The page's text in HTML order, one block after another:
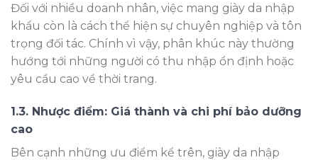
Đối với nhiều doanh nhân, việc mang giày da nhập
khẩu còn là cách thể hiện sự chuyên nghiệp và tôn
trọng đối tác. Chính vì vậy, phân khúc này thường
hướng tới những người có thu nhập ổn định hoặc
yêu cầu cao về thời trang.
1.3. Nhược điểm: Giá thành và chi phí bảo dưỡng
cao
Bên cạnh những ưu điểm kể trên, giày da nhập